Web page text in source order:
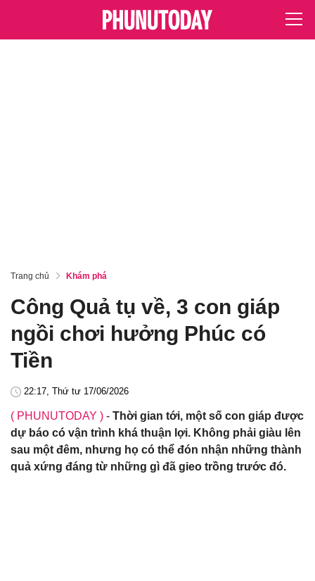
Trang chủ Khám phá
Công Quả tụ về, 3 con giáp
ngồi chơi hưởng Phúc có
Tiền
22:17, Thứ tư 17/06/2026
( PHUNUTODAY ) - Thời gian tới, một số con giáp được
dự báo có vận trình khá thuận lợi. Không phải giàu lên
sau một đêm, nhưng họ có thể đón nhận những thành
quả xứng đáng từ những gì đã gieo trồng trước đó.